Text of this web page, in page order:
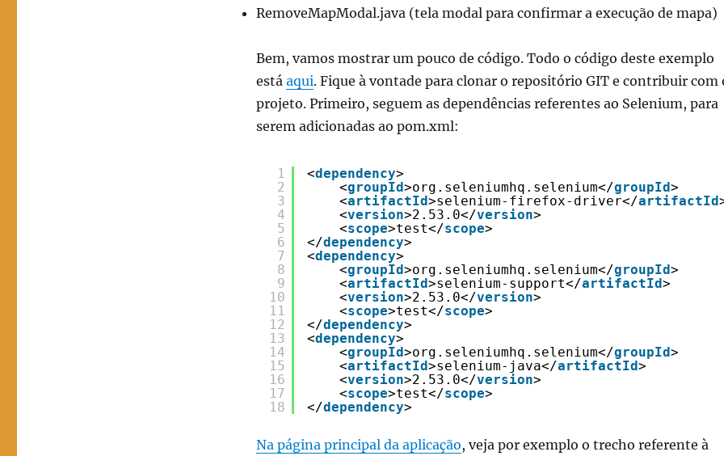
RemoveMapModal.java (tela modal para confirmar a execução de mapa)
Bem, vamos mostrar um pouco de código. Todo o código deste exemplo
está aqui. Fique à vontade para clonar o repositório GIT e contribuir com
projeto. Primeiro, seguem as dependências referentes ao Selenium, para
serem adicionadas ao pom.xml:
1
2
3
4
5
6
7
8
9
10
11
12
13
14
15
16
17
18
<dependency>
<groupId>org.seleniumhq.selenium</groupId>
<artifactId>selenium-firefox-driver</artifactId
<version>2.53.0</version>
<scope>test</scope>
</dependency>
<dependency>
<groupId>org.seleniumhq.selenium</groupId>
<artifactId>selenium-support</artifactId>
<version>2.53.0</version>
<scope>test</scope>
</dependency>
<dependency>
<groupId>org.seleniumhq.selenium</groupId>
<artifactId>selenium-java</artifactId>
<version>2.53.0</version>
<scope>test</scope>
</dependency>
Na página principal da aplicação, veja por exemplo o trecho referente à